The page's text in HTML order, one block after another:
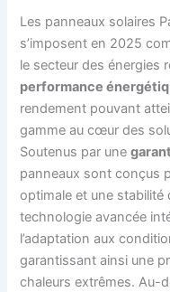
Les panneaux solaires
s’imposent en 2025
le secteur des énergies
performance
rendement pouvant
gamme au cœur des
Soutenus par une
panneaux sont conçus
optimale et une stabilité
technologie avancée
l’adaptation aux
garantissant ainsi une
chaleurs extrêmes. Au-